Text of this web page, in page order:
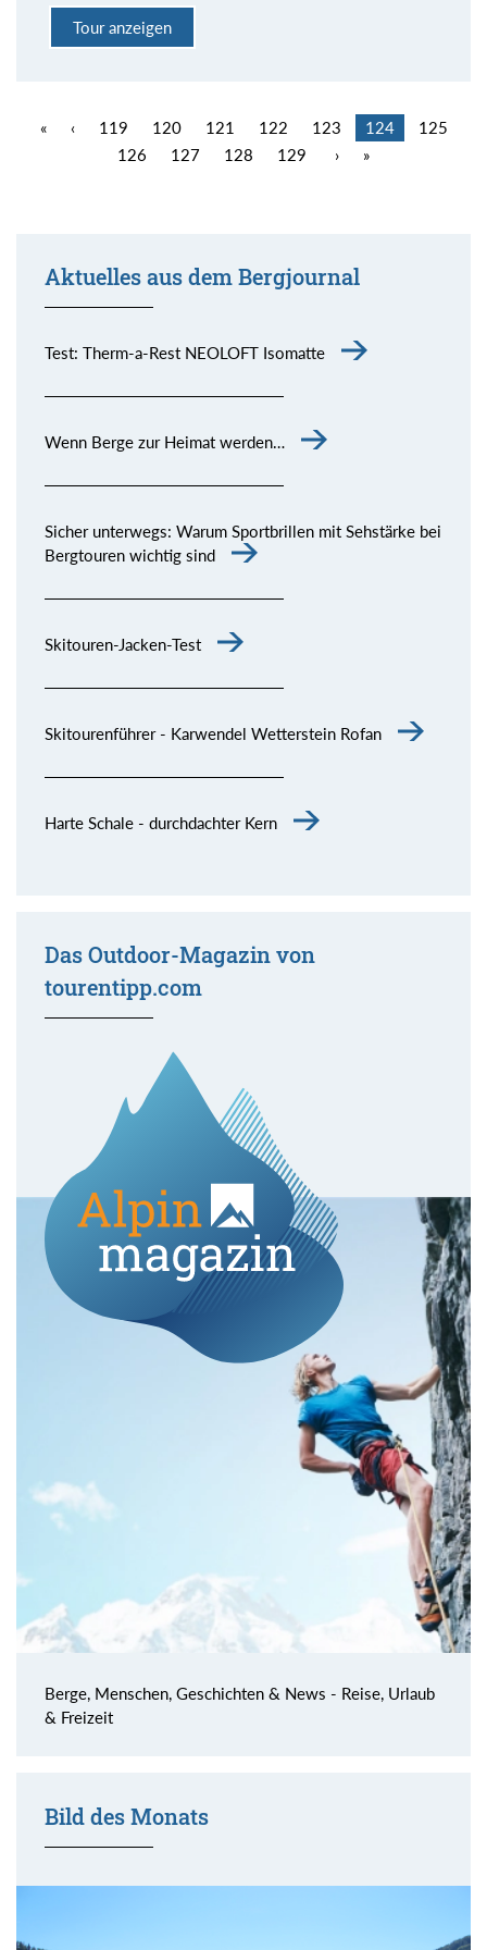
Tour anzeigen
« ‹ 119 120 121 122 123 124
125
126
127 128 129 › »
Aktuelles aus dem Bergjournal
Test: Therm-a-Rest NEOLOFT Isomatte
Wenn Berge zur Heimat werden…
Sicher unterwegs: Warum Sportbrillen mit Sehstärke bei
Bergtouren wichtig sind
Skitouren-Jacken-Test
Skitourenführer - Karwendel Wetterstein Rofan
Harte Schale - durchdachter Kern
Das Outdoor-Magazin von
tourentipp.com
Berge, Menschen, Geschichten & News - Reise, Urlaub
& Freizeit
Bild des Monats